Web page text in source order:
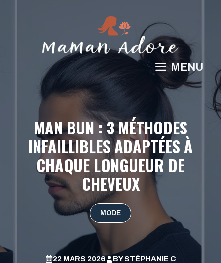
MENU
MAN BUN : 3 MÉTHODES
INFAILLIBLES ADAPTÉES À
CHAQUE LONGUEUR DE
CHEVEUX
MODE
22 MARS 2026 BYSTÉPHANIE C